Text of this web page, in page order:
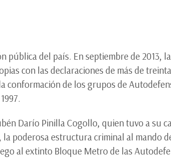
del país. En septiembre de 2013,
con las declaraciones de más de
conformación de los grupos de
Darío Pinilla Cogollo, quien tuvo a su
poderosa estructura criminal al mando
al extinto Bloque Metro de las